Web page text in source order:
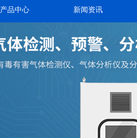
产品中心 新闻资讯